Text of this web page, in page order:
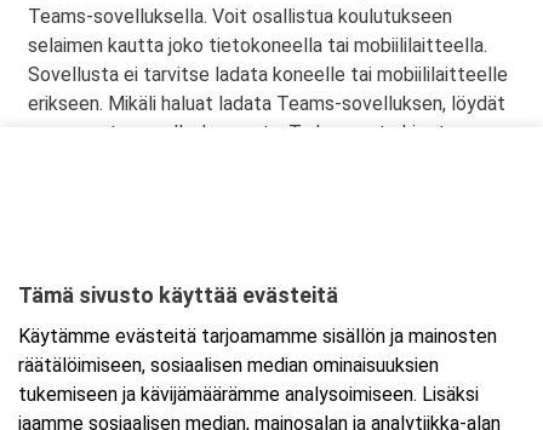
Teams-sovelluksella. Voit osallistua koulutukseen
selaimen kautta joko tietokoneella tai mobiililaitteella.
Sovellusta ei tarvitse ladata koneelle tai mobiililaitteelle
erikseen. Mikäli haluat ladata Teams-sovelluksen, löydät
sen omasta sovelluskaupasta. Tarkemmat ohjeet
Ajankohta
Alkaa:25.9.2026 08:30
Päättyy:25.9.2026 11:45
Tämä sivusto käyttää evästeitä
Käytämme evästeitä tarjoamamme sisällön ja mainosten
räätälöimiseen, sosiaalisen median ominaisuuksien
tukemiseen ja kävijämäärämme analysoimiseen. Lisäksi
jaamme sosiaalisen median, mainosalan ja analytiikka-alan